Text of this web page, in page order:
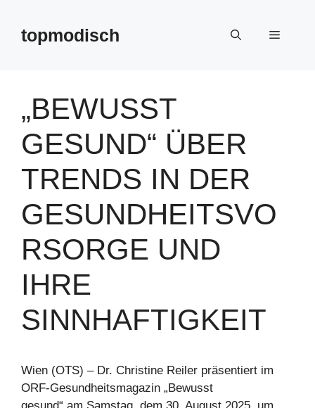
springentopmodisch Menü
„BEWUSST
GESUND“ ÜBER
TRENDS IN DER
GESUNDHEITSVO
RSORGE UND
IHRE
SINNHAFTIGKEIT
Wien (OTS) – Dr. Christine Reiler präsentiert im
ORF-Gesundheitsmagazin „Bewusst